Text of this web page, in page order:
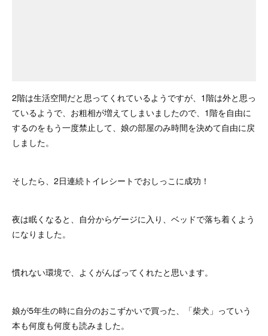
2階は生活空間だと思ってくれているようですが、1階は外と思っ
ているようで、お粗相が増えてしまいましたので、1階を自由に
するのをもう一度禁止して、娘の部屋のみ時間を決めて自由に戻
しました。
そしたら、2日連続トイレシートでおしっこに成功！
夜は眠くなると、自分からゲージに入り、ベッドで落ち着くよう
になりました。
慣れない環境で、よくがんばってくれたと思います。
娘が5年生の時に自分のおこずかいで買った、「柴犬」っていう
本も何度も何度も読みました。